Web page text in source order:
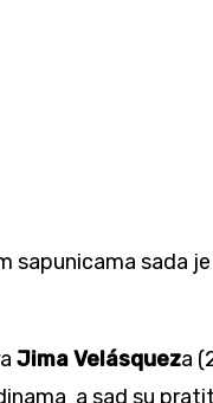
sapunicama sada
Jima Velásqueza
a sad su